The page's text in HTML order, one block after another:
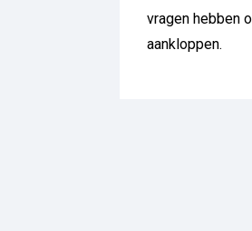
vragen hebben
aankloppen.